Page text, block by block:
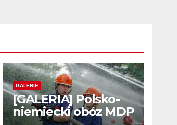
GALERIE
[GALERIA] Polsko-
niemiecki obóz MDP